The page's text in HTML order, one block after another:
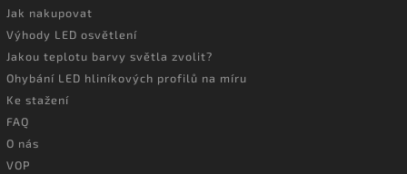
Jak nakupovat
Výhody LED osvětlení
Jakou teplotu barvy světla zvolit?
Ohybání LED hliníkových profilů na míru
Ke stažení
FAQ
O nás
VOP